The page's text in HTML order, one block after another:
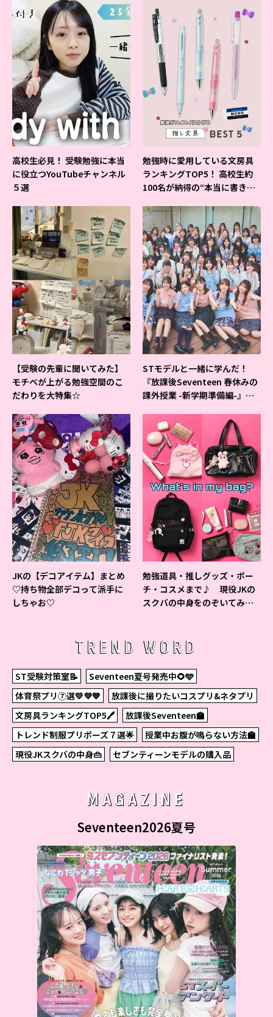
高校生必見！ 受験勉強に本当
に役立つYouTubeチャンネル
５選
勉強時に愛用している文房具
ランキングTOP5！ 高校生約
100名が納得の“本当に書きや
【受験の先輩に聞いてみた】
モチベが上がる勉強空間のこ
だわりを大特集☆
STモデルと一緒に学んだ！
『放課後Seventeen 春休みの
課外授業 -新学期準備編-』イ
JKの【デコアイテム】まとめ
♡持ち物全部デコって派手に
しちゃお♡
勉強道具・推しグッズ・ポー
チ・コスメまで♪ 現役JKの
スクバの中身をのぞいてみ
TREND WORD
ST受験対策室📝
Seventeen夏号発売中🌻🩵
体育祭プリ⑦選💛💜💙
放課後に撮りたいコスプリ&ネタプリ
文房具ランキングTOP5🖊
放課後Seventeen🏫
トレンド制服プリポーズ７選🌟
授業中お腹が鳴らない方法🏫
現役JKスクバの中身👜
セブンティーンモデルの購入品
MAGAZINE
Seventeen2026夏号